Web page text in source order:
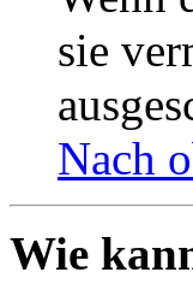
sie
Nach
Wie